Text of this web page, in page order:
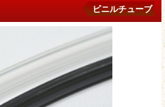
ビニルチューブ